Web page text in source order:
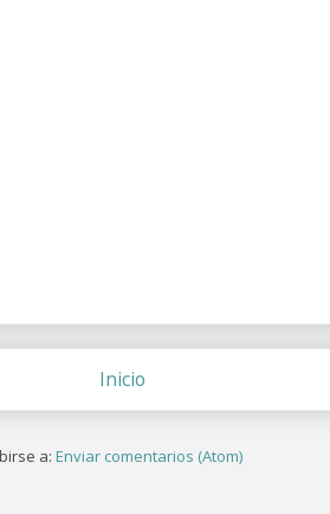
Inicio
a: Enviar comentarios (Atom)